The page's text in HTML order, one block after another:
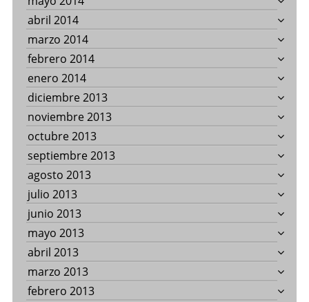
abril 2014
marzo 2014
febrero 2014
enero 2014
diciembre 2013
noviembre 2013
octubre 2013
septiembre 2013
agosto 2013
julio 2013
junio 2013
mayo 2013
abril 2013
marzo 2013
febrero 2013